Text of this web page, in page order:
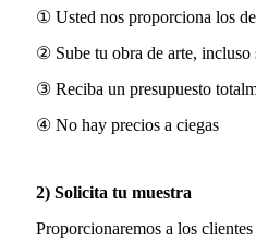
① Usted nos proporciona los
② Sube tu obra de arte, incluso
③ Reciba un presupuesto
④ No hay precios a ciegas
2) Solicita tu muestra
Proporcionaremos a los